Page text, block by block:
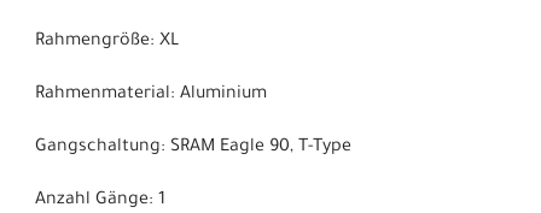
Rahmengröße: XL
Rahmenmaterial: Aluminium
Gangschaltung: SRAM Eagle 90, T-Type
Anzahl Gänge: 1